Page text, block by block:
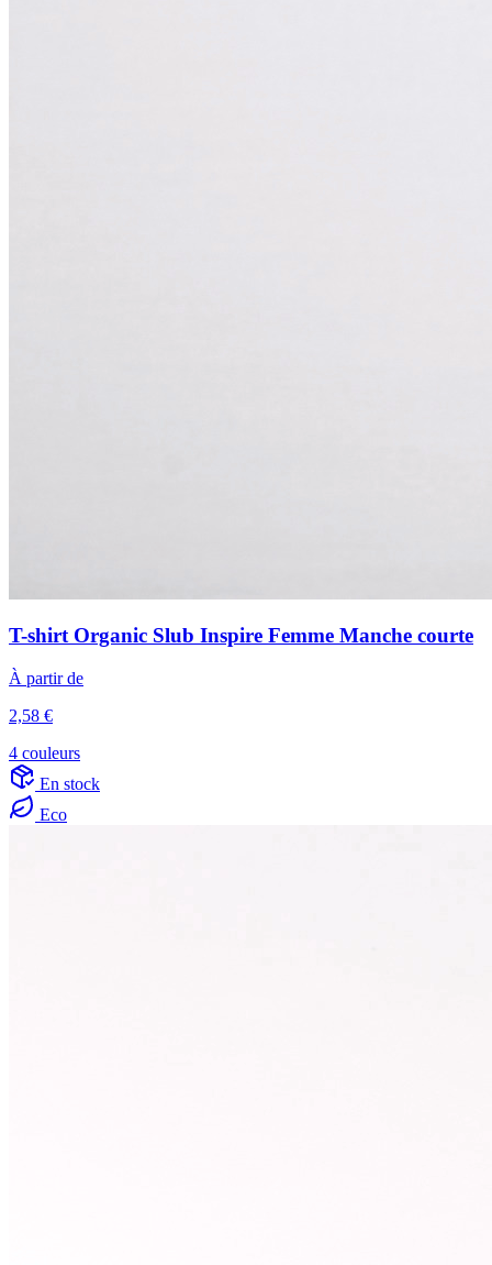
T-shirt Organic Slub Inspire Femme Manche courte
À partir de
2,58 €
4 couleurs
En stock
Eco